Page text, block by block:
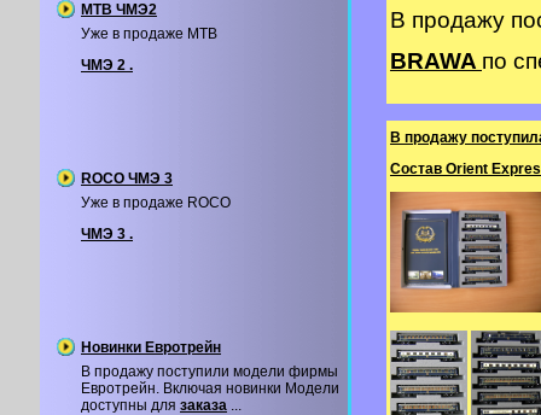
MTB ЧМЭ2
Уже в продаже MTB
ЧМЭ 2 .
ROCO ЧМЭ 3
Уже в продаже ROCO
ЧМЭ 3 .
Новинки Евротрейн
В продажу поступили модели фирмы
Евротрейн. Включая новинки Модели
доступны для заказа ...
В продажу
BRAWA по
В продажу
Состав Orient